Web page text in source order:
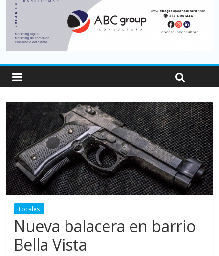
Locales
Nueva balacera en barrio
Bella Vista